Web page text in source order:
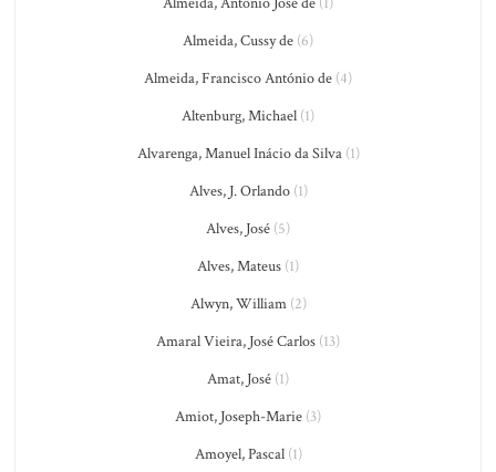
Almeida, Cussy de (6)
Almeida, Francisco António de (4)
Altenburg, Michael (1)
Alvarenga, Manuel Inácio da Silva(1)
Alves, J. Orlando(1)
Alves, José (5)
Alves, Mateus (1)
Alwyn, William(2)
Amaral Vieira, José Carlos (13)
Amat, José (1)
Amiot, Joseph-Marie (3)
Amoyel, Pascal(1)